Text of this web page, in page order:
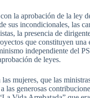
la aprobación de la ley
sus incondicionales, las
la presencia de
que constituyen una
independiente del
de leyes.
mujeres, que las
las generosas